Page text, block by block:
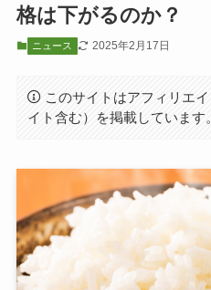
格は下がるのか？
ニュース 2025年2月17日
このサイトはアフィリエ
イト含む）を掲載しています。